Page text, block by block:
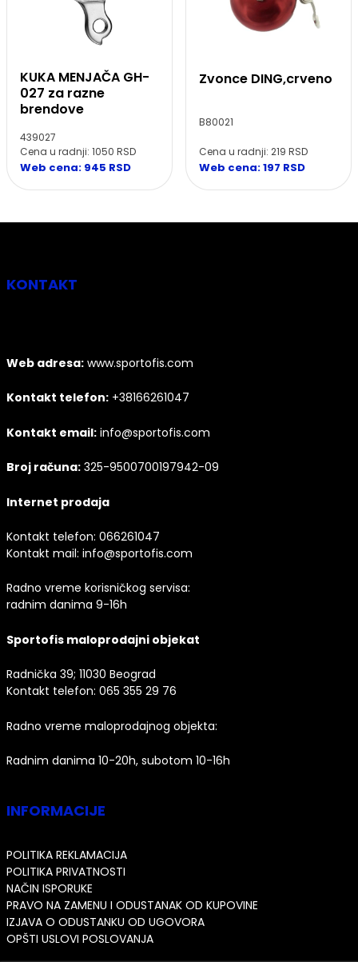
KUKA MENJAČA GH-
027 za razne
brendove
439027
Cena u radnji: 1050 RSD
Web cena: 945 RSD
Zvonce DING,crveno
B80021
Cena u radnji: 219 RSD
Web cena: 197 RSD
KONTAKT
Web adresa: www.sportofis.com
Kontakt telefon: +38166261047
Kontakt email: info@sportofis.com
Broj računa: 325-9500700197942-09
Internet prodaja
Kontakt telefon: 066261047
Kontakt mail: info@sportofis.com
Radno vreme korisničkog servisa:
radnim danima 9-16h
Sportofis maloprodajni objekat
Radnička 39; 11030 Beograd
Kontakt telefon: 065 355 29 76
Radno vreme maloprodajnog objekta:
Radnim danima 10-20h, subotom 10-16h
INFORMACIJE
POLITIKA REKLAMACIJA
POLITIKA PRIVATNOSTI
NAČIN ISPORUKE
PRAVO NA ZAMENU I ODUSTANAK OD KUPOVINE
IZJAVA O ODUSTANKU OD UGOVORA
OPŠTI USLOVI POSLOVANJA